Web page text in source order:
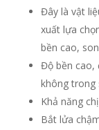
Đây là vật
xuất lựa
bền cao,
Độ bền cao,
không trong
Khả năng
Bắt lửa